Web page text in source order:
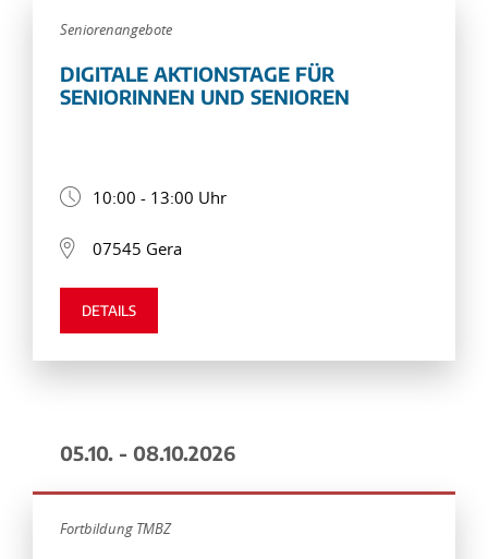
Seniorenangebote
DIGITALE AKTIONSTAGE FÜR
SENIORINNEN UND SENIOREN
10:00 - 13:00 Uhr
07545 Gera
DETAILS
05.10. - 08.10.2026
Fortbildung TMBZ